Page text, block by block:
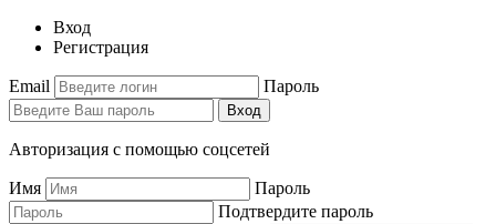
Вход
Регистрация
Email Пароль
Вход
Авторизация с помощью соцсетей
Имя
Пароль
Подтвердите пароль